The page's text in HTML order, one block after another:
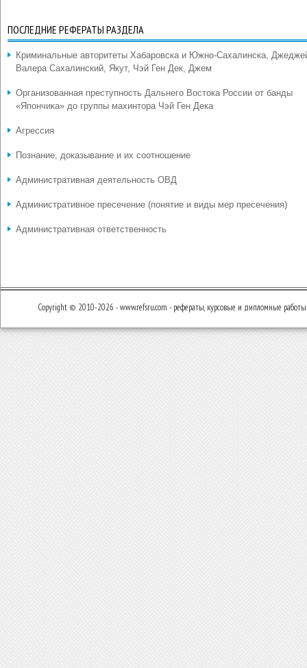
ПОСЛЕДНИЕ РЕФЕРАТЫ РАЗДЕЛА
Криминальные авторитеты Хабаровска и Южно-Сахалинска,
Валера Сахалинский, Якут, Чэй Ген Дек, Джем
Организованная преступность Дальнего Востока России от банды
«Япончика» до группы махинтора Чэй Ген Дека
Агрессия
Познание, доказывание и их соотношение
Административная деятельность ОВД
Административное пресечение (понятие и виды мер пресечения)
Административная ответственность
Copyright © 2010-2026 - www.refsru.com - рефераты, курсовые и дипломные работы